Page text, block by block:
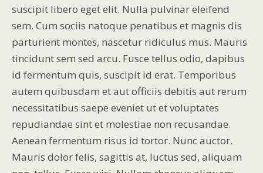
suscipit libero eget elit. Nulla pulvinar eleifend
sem. Cum sociis natoque penatibus et magnis dis
parturient montes, nascetur ridiculus mus. Mauris
tincidunt sem sed arcu. Fusce tellus odio, dapibus
id fermentum quis, suscipit id erat. Temporibus
autem quibusdam et aut officiis debitis aut rerum
necessitatibus saepe eveniet ut et voluptates
repudiandae sint et molestiae non recusandae.
Aenean fermentum risus id tortor. Nunc auctor.
Mauris dolor felis, sagittis at, luctus sed, aliquam